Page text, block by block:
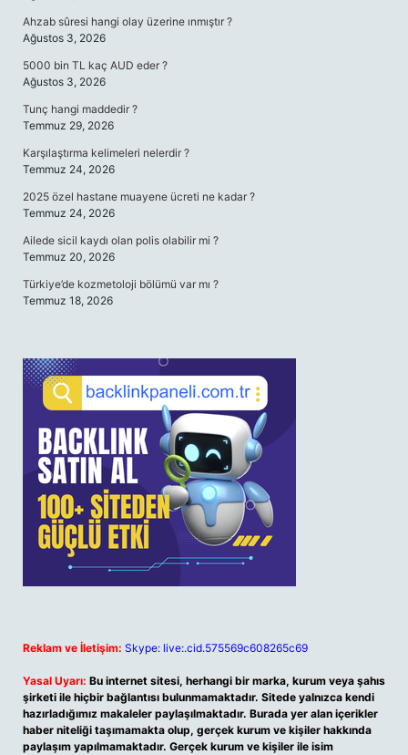
Ahzab sûresi hangi olay üzerine ınmıştır ?
Ağustos 3, 2026
5000 bin TL kaç AUD eder ?
Ağustos 3, 2026
Tunç hangi maddedir ?
Temmuz 29, 2026
Karşılaştırma kelimeleri nelerdir ?
Temmuz 24, 2026
2025 özel hastane muayene ücreti ne kadar ?
Temmuz 24, 2026
Ailede sicil kaydı olan polis olabilir mi ?
Temmuz 20, 2026
Türkiye’de kozmetoloji bölümü var mı ?
Temmuz 18, 2026
Reklam ve İletişim: Skype: live:.cid.575569c608265c69
Yasal Uyarı: Bu internet sitesi, herhangi bir marka, kurum veya şahıs
şirketi ile hiçbir bağlantısı bulunmamaktadır. Sitede yalnızca kendi
hazırladığımız makaleler paylaşılmaktadır. Burada yer alan içerikler
haber niteliği taşımamakta olup, gerçek kurum ve kişiler hakkında
paylaşım yapılmamaktadır. Gerçek kurum ve kişiler ile isim